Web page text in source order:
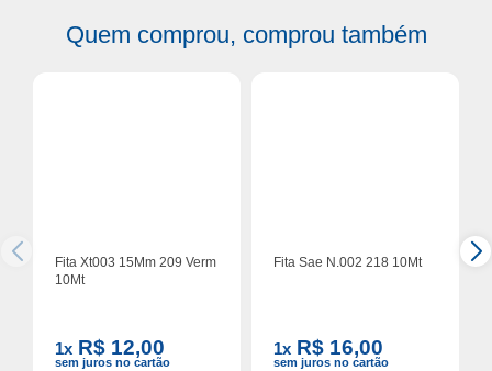
Quem comprou, comprou também
Fita Xt003 15Mm 209 Verm
10Mt
1x R$ 12,00
sem juros no cartão
Fita Sae N.002 218 10Mt
1x R$ 16,00
sem juros no cartão